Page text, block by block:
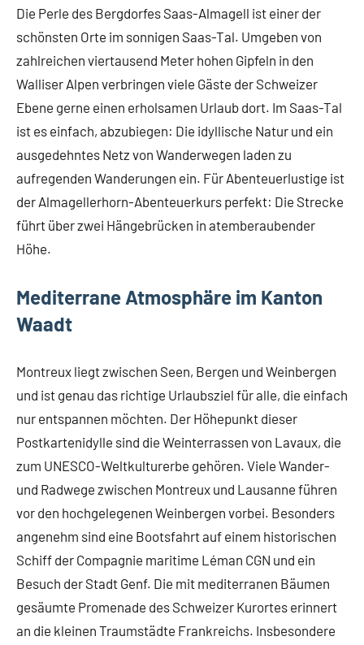
Die Perle des Bergdorfes Saas-Almagell ist einer der
schönsten Orte im sonnigen Saas-Tal. Umgeben von
zahlreichen viertausend Meter hohen Gipfeln in den
Walliser Alpen verbringen viele Gäste der Schweizer
Ebene gerne einen erholsamen Urlaub dort. Im Saas-Tal
ist es einfach, abzubiegen: Die idyllische Natur und ein
ausgedehntes Netz von Wanderwegen laden zu
aufregenden Wanderungen ein. Für Abenteuerlustige ist
der Almagellerhorn-Abenteuerkurs perfekt: Die Strecke
führt über zwei Hängebrücken in atemberaubender
Höhe.
Mediterrane Atmosphäre im Kanton
Waadt
Montreux liegt zwischen Seen, Bergen und Weinbergen
und ist genau das richtige Urlaubsziel für alle, die einfach
nur entspannen möchten. Der Höhepunkt dieser
Postkartenidylle sind die Weinterrassen von Lavaux, die
zum UNESCO-Weltkulturerbe gehören. Viele Wander-
und Radwege zwischen Montreux und Lausanne führen
vor den hochgelegenen Weinbergen vorbei. Besonders
angenehm sind eine Bootsfahrt auf einem historischen
Schiff der Compagnie maritime Léman CGN und ein
Besuch der Stadt Genf. Die mit mediterranen Bäumen
gesäumte Promenade des Schweizer Kurortes erinnert
an die kleinen Traumstädte Frankreichs. Insbesondere